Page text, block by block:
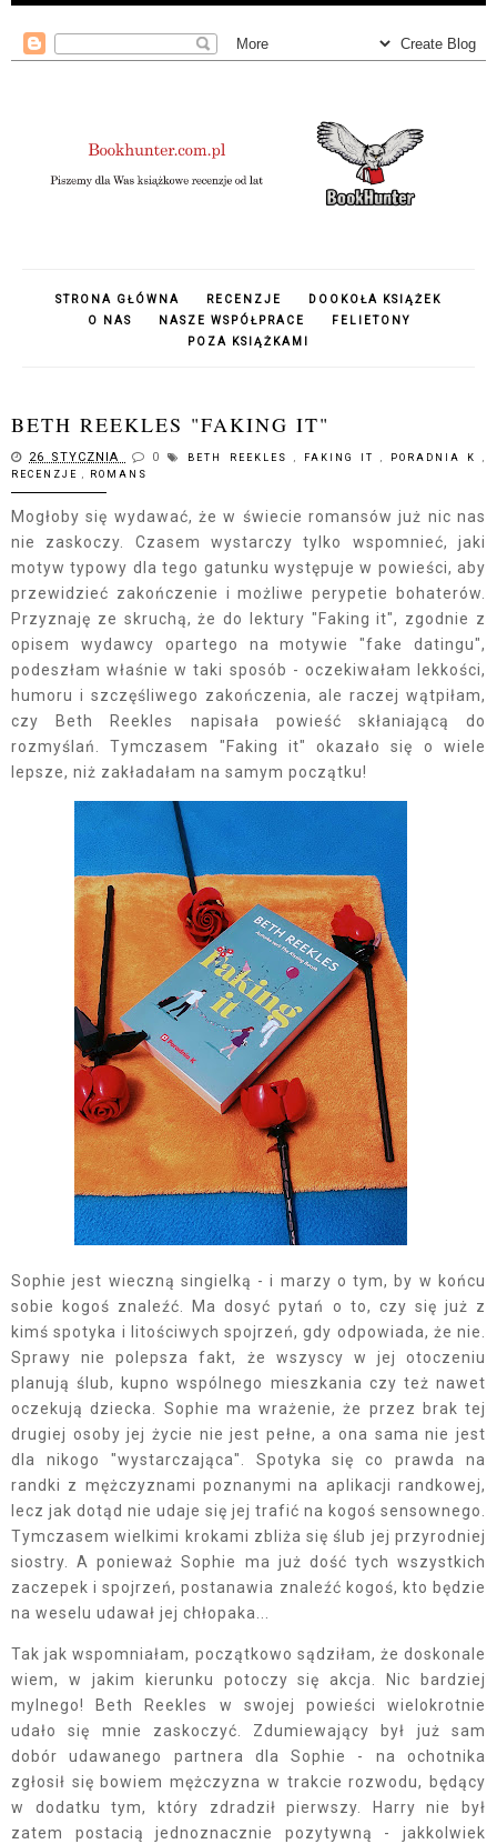
STRONA GŁÓWNA RECENZJE
DOOKOŁA KSIĄŻEK
O NAS
NASZE WSPÓŁPRACE
FELIETONY
POZA KSIĄŻKAMI
BETH REEKLES "FAKING IT"
26 STYCZNIA 0 BETH REEKLES , FAKING IT , PORADNIA K,
RECENZJE , ROMANS
Mogłoby się wydawać, że w świecie romansów już nic nas
nie zaskoczy. Czasem wystarczy tylko wspomnieć, jaki
motyw typowy dla tego gatunku występuje w powieści, aby
przewidzieć zakończenie i możliwe perypetie bohaterów.
Przyznaję ze skruchą, że do lektury "Faking it", zgodnie z
opisem wydawcy opartego na motywie "fake datingu",
podeszłam właśnie w taki sposób - oczekiwałam lekkości,
humoru i szczęśliwego zakończenia, ale raczej wątpiłam,
czy Beth Reekles napisała powieść skłaniającą do
rozmyślań. Tymczasem "Faking it" okazało się o wiele
lepsze, niż zakładałam na samym początku!
Sophie jest wieczną singielką - i marzy o tym, by w końcu
sobie kogoś znaleźć. Ma dosyć pytań o to, czy się już z
kimś spotyka i litościwych spojrzeń, gdy odpowiada, że nie.
Sprawy nie polepsza fakt, że wszyscy w jej otoczeniu
planują ślub, kupno wspólnego mieszkania czy też nawet
oczekują dziecka. Sophie ma wrażenie, że przez brak tej
drugiej osoby jej życie nie jest pełne, a ona sama nie jest
dla nikogo "wystarczająca". Spotyka się co prawda na
randki z mężczyznami poznanymi na aplikacji randkowej,
lecz jak dotąd nie udaje się jej trafić na kogoś sensownego.
Tymczasem wielkimi krokami zbliża się ślub jej przyrodniej
siostry. A ponieważ Sophie ma już dość tych wszystkich
zaczepek i spojrzeń, postanawia znaleźć kogoś, kto będzie
na weselu udawał jej chłopaka...
Tak jak wspomniałam, początkowo sądziłam, że doskonale
wiem, w jakim kierunku potoczy się akcja. Nic bardziej
mylnego! Beth Reekles w swojej powieści wielokrotnie
udało się mnie zaskoczyć. Zdumiewający był już sam
dobór udawanego partnera dla Sophie - na ochotnika
zgłosił się bowiem mężczyzna w trakcie rozwodu, będący
w dodatku tym, który zdradził pierwszy. Harry nie był
zatem postacią jednoznacznie pozytywną - jakkolwiek